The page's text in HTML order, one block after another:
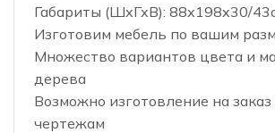
Габариты (ШхГхВ): 88х198х30/
Изготовим мебель по вашим
Множество вариантов цвета и
дерева
Возможно изготовление на
чертежам